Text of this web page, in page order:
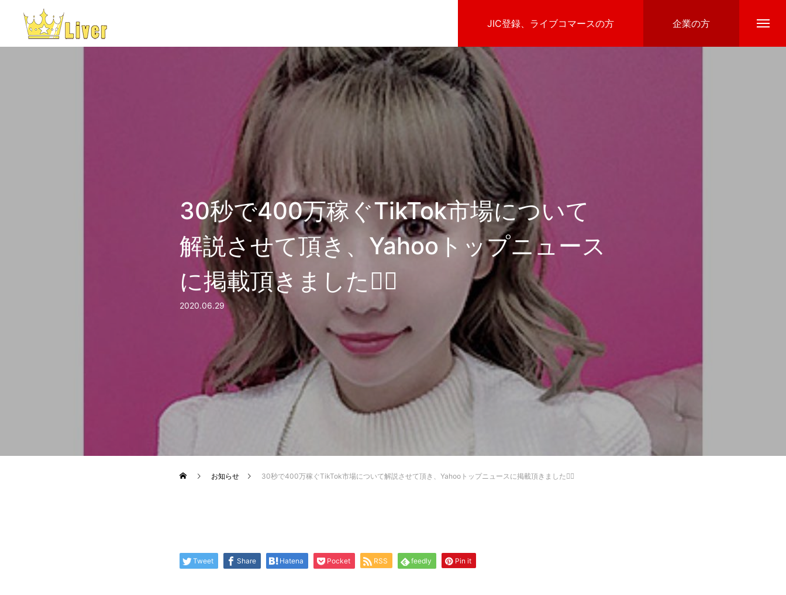
JIC登録、ライブコマースの方 企業の方
30秒で400万稼ぐTikTok市場について
解説させて頂き、Yahooトップニュース
に掲載頂きました🙇‍♂
2020.06.29
お知らせ 30秒で400万稼ぐTikTok市場について解説させて頂き、Yahooトップニュースに掲載頂きました🙇‍♂
Tweet Share Hatena Pocket RSS feedly Pin it